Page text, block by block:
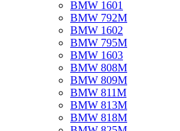
BMW 1601
BMW 792M
BMW 1602
BMW 795M
BMW 1603
BMW 808M
BMW 809M
BMW 811M
BMW 813M
BMW 818M